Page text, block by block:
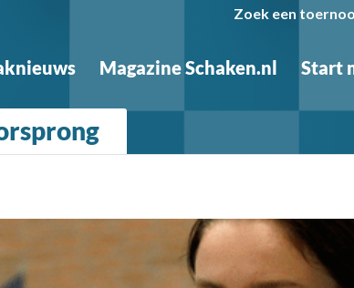
Zoek een
Magazine Schaken.nl Start